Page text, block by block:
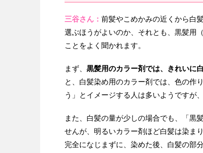
三谷さん： 前髪やこめかみの近くから白
選ぶほうがよいのか、それとも、黒髪用
ことをよく聞かれます。
まず、 黒髪用のカラー剤では、きれいに
と、白髪染め用のカラー剤では、色の作
う」とイメージする人は多いようですが
また、白髪の量が少しの場合でも、「黒
せんが、明るいカラー剤ほど白髪は染ま
完全になじまずに、染めた後、白髪の部